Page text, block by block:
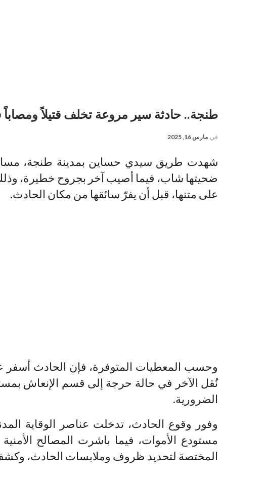
طنجة.. حادثة سير مروعة تخلف قتيلاً
في مارس 16, 2025
شهدت طريق سيدي حساين بمدينة طنجة، مساء
ضحيتها شاب، فيما أصيب آخر بجروح خطيرة،
على متنها، قبل أن يفرّ سائقها من مكان الحادث.
وحسب المعطيات المتوفرة، فإن الحادث أسفر
نُقل الآخر في حالة حرجة إلى قسم الإنعاش
الضرورية.
وفور وقوع الحادث، تدخلت عناصر الوقاية
مستودع الأموات، فيما باشرت المصالح الأمنية
المختصة لتحديد ظروف وملابسات الحادث،